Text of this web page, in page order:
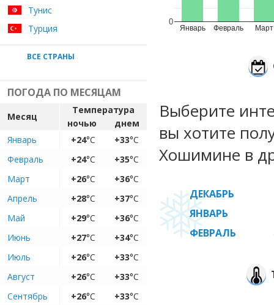
Тунис
Турция
ВСЕ СТРАНЫ
ПОГОДА ПО МЕСЯЦАМ
Месяц
Температура
ночью
днем
Январь
+24°C +33°C
Февраль
+24°C +35°C
Март
+26°C +36°C
Апрель
+28°C +37°C
Май
+29°C +36°C
Июнь
+27°C +34°C
Июль
+26°C +33°C
Август
+26°C +33°C
Сентябрь
+26°C +33°C
Январь Февраль Март
0
Выберите
вы хотите
Хошимине в
ДЕКАБРЬ
ЯНВАРЬ
ФЕВРАЛЬ